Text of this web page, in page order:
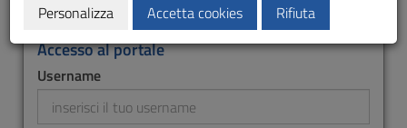
navigazione
sito
Accesso al portale
Username
Personalizza Accetta cookies Rifiuta